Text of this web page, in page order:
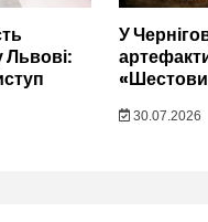
Львові:
У
30.07.2026